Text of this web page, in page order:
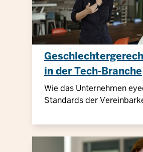
in der Tech-Branche
Wie das Unternehmen
Standards der